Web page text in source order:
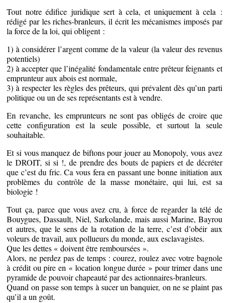
Tout notre édifice juridique sert à cela, et uniquement à cela :
rédigé par les riches-branleurs, il écrit les mécanismes imposés par
la force de la loi, qui obligent :
1) à considérer l’argent comme de la valeur (la valeur des revenus
potentiels)
2) à accepter que l’inégalité fondamentale entre prêteur feignants et
emprunteur aux abois est normale,
3) à respecter les règles des prêteurs, qui prévalent dès qu’un parti
politique ou un de ses représentants est à vendre.
En revanche, les emprunteurs ne sont pas obligés de croire que
cette configuration est la seule possible, et surtout la seule
souhaitable.
Et si vous manquez de biftons pour jouer au Monopoly, vous avez
le DROIT, si si !, de prendre des bouts de papiers et de décréter
que c’est du fric. Ca vous fera en passant une bonne initiation aux
problèmes du contrôle de la masse monétaire, qui lui, est sa
biologie !
Tout ça, parce que vous avez cru, à force de regarder la télé de
Bouygues, Dassault, Niel, Sarkolande, mais aussi Marine, Bayrou
et autres, que le sens de la rotation de la terre, c’est d’obéir aux
voleurs de travail, aux pollueurs du monde, aux esclavagistes.
Que les dettes « doivent être remboursées ».
Alors, ne perdez pas de temps : courez, roulez avec votre bagnole
à crédit ou pire en « location longue durée » pour trimer dans une
pyramide de pouvoir chapeauté par des actionnaires-branleurs.
Quand on passe son temps à sucer un banquier, on ne se plaint pas
qu’il a un goût.